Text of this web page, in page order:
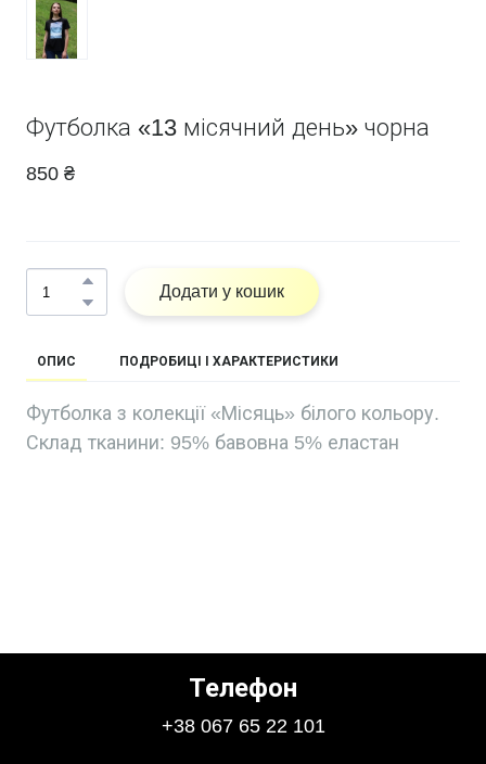
Футболка «13 місячний день» чорна
850 ₴
Додати у кошик
ОПИС ПОДРОБИЦІ І ХАРАКТЕРИСТИКИ
Футболка з колекції «Місяць» білого кольору.
Склад тканини: 95% бавовна 5% еластан
Телефон
+38 067 65 22 101